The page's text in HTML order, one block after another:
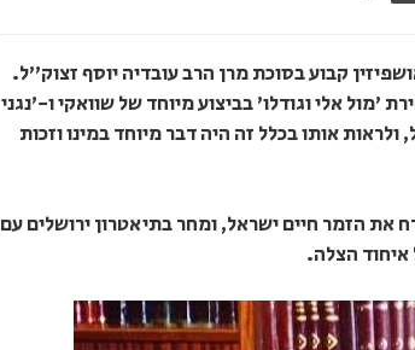
קבוע בסוכת מרן הרב עובדיה יוסף זצוק"ל.
'מול אלי וגודלו' בביצוע מיוחד של שוואקי ו-'נגני
אותו בכלל זה היה דבר מיוחד במינו וזכות
את הזמר חיים ישראל, ומחר בתיאטרון ירושלים עם
הצלה.